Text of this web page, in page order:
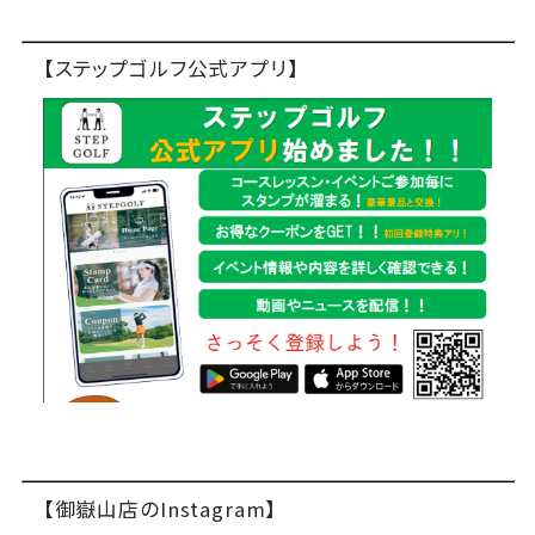
【ステップゴルフ公式アプリ】
【御嶽山店のInstagram】